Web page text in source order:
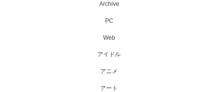
Archive
PC
Web
アイドル
アニメ
アート